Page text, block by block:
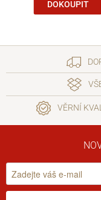
DOKOUPIT
VĚRNÍ